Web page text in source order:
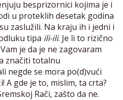
besprizornici kojima je i
u proteklih desetak godina
zaslužili. Na kraju ih i jedni i
tipa ili-ili. Je li to rizično
je da je ne zagovaram
značiti totalnu
negde se mora po(d)vući
A gde je to, mislim, ta crta?
Rači, zašto da ne.